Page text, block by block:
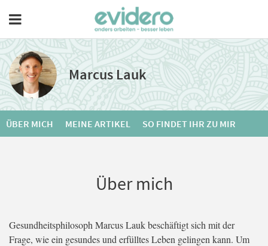
Marcus Lauk
ÜBER MICH MEINE ARTIKEL SO FINDET IHR ZU MIR
Über mich
Gesundheitsphilosoph Marcus Lauk beschäftigt sich mit der
Frage, wie ein gesundes und erfülltes Leben gelingen kann. Um